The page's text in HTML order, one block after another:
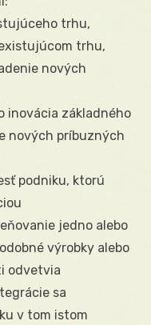
trhu,
trhu,
nových
inovácia základného
nových príbuzných
podniku, ktorú
jedno alebo
výrobky alebo
odvetvia
sa
v tom istom